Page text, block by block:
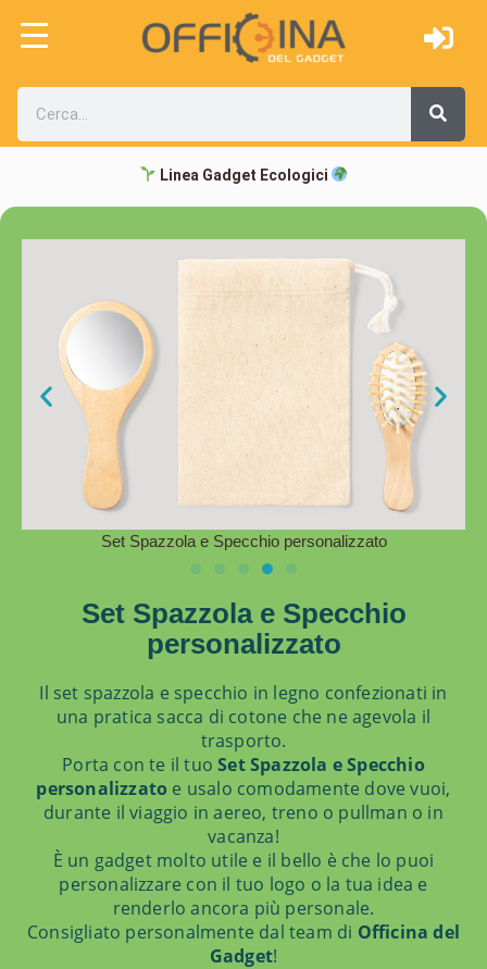
Linea Gadget Ecologici
Set Spazzola e Specchio personalizzato
Set Spazzola e Specchio
personalizzato
Il set spazzola e specchio in legno confezionati in
una pratica sacca di cotone che ne agevola il
trasporto.
Porta con te il tuoSet Spazzola e Specchio
personalizzato e usalo comodamente dove vuoi,
durante il viaggio in aereo, treno o pullman o in
vacanza!
È un gadget molto utile e il bello è che lo puoi
personalizzare con il tuo logo o la tua idea e
renderlo ancora più personale.
Consigliato personalmente dal team di Officina del
Gadget!